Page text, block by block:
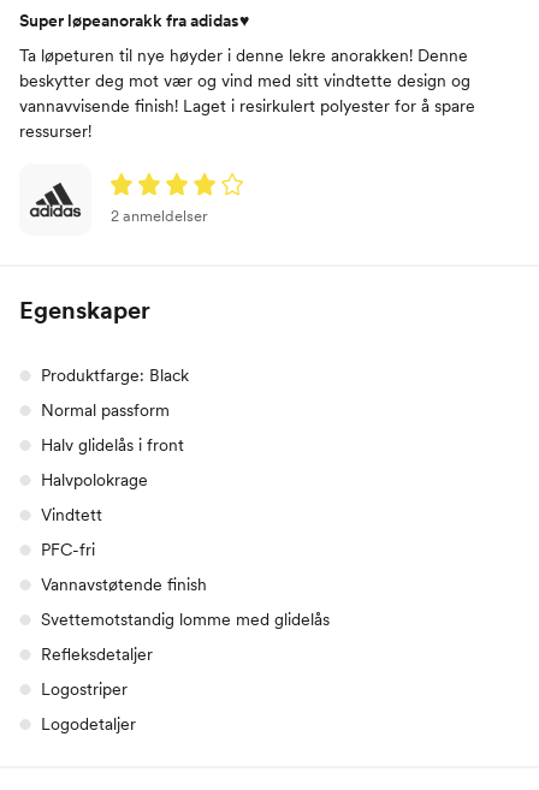
Super løpeanorakk fra adidas♥
Ta løpeturen til nye høyder i denne lekre anorakken! Denne
beskytter deg mot vær og vind med sitt vindtette design og
vannavvisende finish! Laget i resirkulert polyester for å spare
ressurser!
2 anmeldelser
Egenskaper
Produktfarge: Black
Normal passform
Halv glidelås i front
Halvpolokrage
Vindtett
PFC-fri
Vannavstøtende finish
Svettemotstandig lomme med glidelås
Refleksdetaljer
Logostriper
Logodetaljer